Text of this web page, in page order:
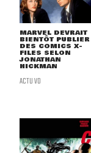
MARVEL DEVRAIT
BIENTÔT PUBLIER
DES COMICS X-
FILES SELON
JONATHAN
HICKMAN
ACTU VO